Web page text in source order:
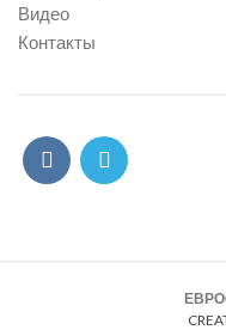
Видео
Контакты